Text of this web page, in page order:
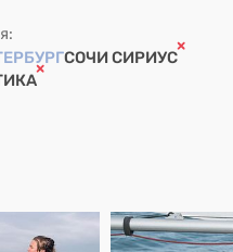
СОЧИ СИРИУС